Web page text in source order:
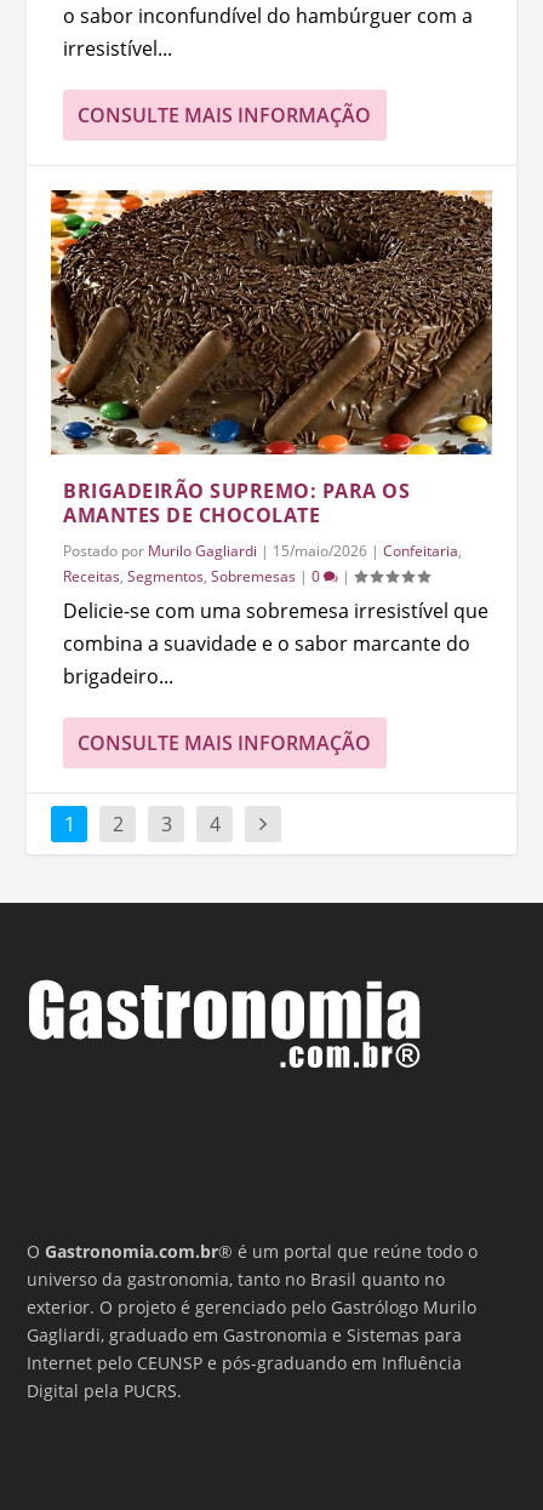
o sabor inconfundível do hambúrguer com a
irresistível...
CONSULTE MAIS INFORMAÇÃO
BRIGADEIRÃO SUPREMO: PARA OS
AMANTES DE CHOCOLATE
Postado por Murilo Gagliardi | 15/maio/2026 |Confeitaria,
Receitas,Segmentos,Sobremesas |0 |
Delicie-se com uma sobremesa irresistível que
combina a suavidade e o sabor marcante do
brigadeiro...
CONSULTE MAIS INFORMAÇÃO
1 2 3 4
OGastronomia.com.br® é um portal que reúne todo o
universo da gastronomia, tanto no Brasil quanto no
exterior. O projeto é gerenciado pelo Gastrólogo Murilo
Gagliardi, graduado em Gastronomia e Sistemas para
Internet pelo CEUNSP e pós-graduando em Influência
Digital pela PUCRS.